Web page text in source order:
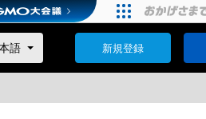
新規登録